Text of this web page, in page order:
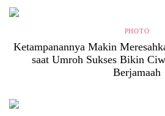
PHOTO
Ketampanannya Makin
saat Umroh Sukses Bikin
Berjamaah